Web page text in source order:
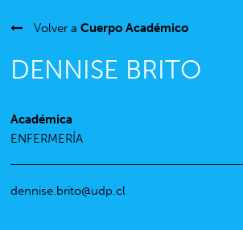
Volver aCuerpo Académico
DENNISE BRITO
Académica
ENFERMERÍA
dennise.brito@udp.cl